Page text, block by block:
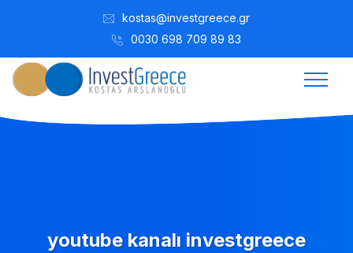
kostas@investgreece.gr
0030 698 709 89 83
youtube kanalı investgreece